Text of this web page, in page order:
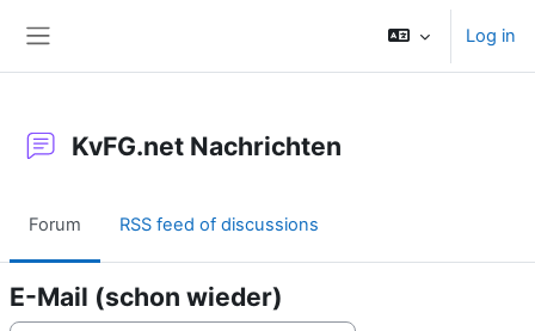
Log in
KvFG.net Nachrichten
Forum RSS feed of discussions
E-Mail (schon wieder)